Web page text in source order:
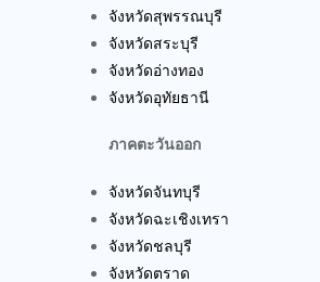
จังหวัดสุพรรณบุรี
จังหวัดสระบุรี
จังหวัดอ่างทอง
จังหวัดอุทัยธานี
ภาคตะวันออก
จังหวัดจันทบุรี
จังหวัดฉะเชิงเทรา
จังหวัดชลบุรี
จังหวัดตราด